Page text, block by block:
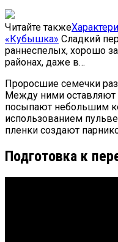
Читайте также
«Кубышка» Сладкий
раннеспелых, хорошо
районах, даже в…
Проросшие семечки
Между ними оставляют
посыпают небольшим
использованием
пленки создают
Подготовка к